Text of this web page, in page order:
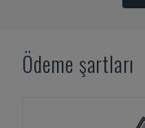
Ödeme şartları